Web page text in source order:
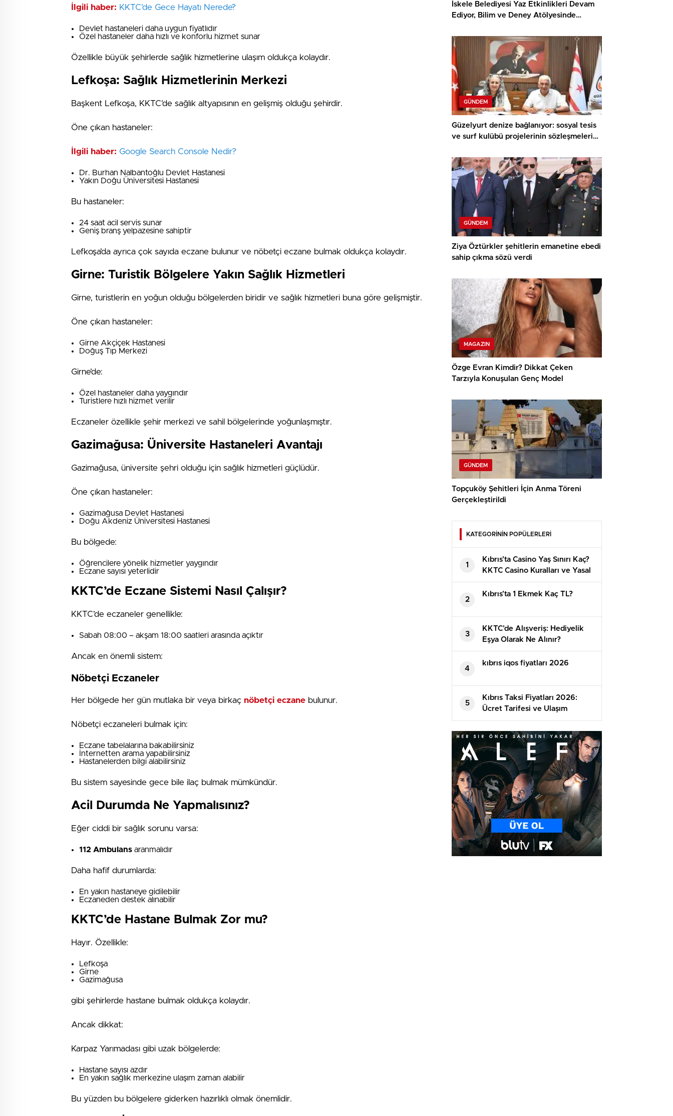
İlgili haber: ⁠⁠KKTC’de Gece Hayatı Nerede?
Devlet hastaneleri daha uygun fiyatlıdır
Özel hastaneler daha hızlı ve konforlu hizmet sunar
Özellikle büyük şehirlerde sağlık hizmetlerine ulaşım oldukça kolaydır.
Lefkoşa: Sağlık Hizmetlerinin Merkezi
Başkent Lefkoşa, KKTC’de sağlık altyapısının en gelişmiş olduğu şehirdir.
Öne çıkan hastaneler:
İlgili haber: Google Search Console Nedir?
Dr. Burhan Nalbantoğlu Devlet Hastanesi
Yakın Doğu Üniversitesi Hastanesi
Bu hastaneler:
24 saat acil servis sunar
Geniş branş yelpazesine sahiptir
Lefkoşa’da ayrıca çok sayıda eczane bulunur ve nöbetçi eczane bulmak oldukça kolaydır.
Girne: Turistik Bölgelere Yakın Sağlık Hizmetleri
Girne, turistlerin en yoğun olduğu bölgelerden biridir ve sağlık hizmetleri buna göre gelişmiştir.
Öne çıkan hastaneler:
Girne Akçiçek Hastanesi
Doğuş Tıp Merkezi
Girne’de:
Özel hastaneler daha yaygındır
Turistlere hızlı hizmet verilir
Eczaneler özellikle şehir merkezi ve sahil bölgelerinde yoğunlaşmıştır.
Gazimağusa: Üniversite Hastaneleri Avantajı
Gazimağusa, üniversite şehri olduğu için sağlık hizmetleri güçlüdür.
Öne çıkan hastaneler:
Gazimağusa Devlet Hastanesi
Doğu Akdeniz Üniversitesi Hastanesi
Bu bölgede:
Öğrencilere yönelik hizmetler yaygındır
Eczane sayısı yeterlidir
KKTC’de Eczane Sistemi Nasıl Çalışır?
KKTC’de eczaneler genellikle:
Sabah 08:00 – akşam 18:00 saatleri arasında açıktır
Ancak en önemli sistem:
Nöbetçi Eczaneler
Her bölgede her gün mutlaka bir veya birkaç nöbetçi eczane bulunur.
Nöbetçi eczaneleri bulmak için:
Eczane tabelalarına bakabilirsiniz
İnternetten arama yapabilirsiniz
Hastanelerden bilgi alabilirsiniz
Bu sistem sayesinde gece bile ilaç bulmak mümkündür.
Acil Durumda Ne Yapmalısınız?
Eğer ciddi bir sağlık sorunu varsa:
112 Ambulans aranmalıdır
Daha hafif durumlarda:
En yakın hastaneye gidilebilir
Eczaneden destek alınabilir
KKTC’de Hastane Bulmak Zor mu?
Hayır. Özellikle:
Lefkoşa
Girne
Gazimağusa
gibi şehirlerde hastane bulmak oldukça kolaydır.
Ancak dikkat:
Karpaz Yarımadası gibi uzak bölgelerde:
Hastane sayısı azdır
En yakın sağlık merkezine ulaşım zaman alabilir
Bu yüzden bu bölgelere giderken hazırlıklı olmak önemlidir.
İskele Belediyesi Yaz Etkinlikleri Devam
Ediyor, Bilim ve Deney Atölyesinde
GÜNDEM
Güzelyurt denize bağlanıyor: sosyal tesis
ve surf kulübü projelerinin sözleşmeleri
GÜNDEM
Ziya Öztürkler şehitlerin emanetine ebedi
sahip çıkma sözü verdi
MAGAZIN
Özge Evran Kimdir? Dikkat Çeken
Tarzıyla Konuşulan Genç Model
GÜNDEM
Topçuköy Şehitleri İçin Anma Töreni
Gerçekleştirildi
KATEGORİNİN POPÜLERLERİ
1
Kıbrıs’ta Casino Yaş Sınırı Kaç?
KKTC Casino Kuralları ve Yasal
Detaylar
2
Kıbrıs’ta 1 Ekmek Kaç TL?
3
KKTC’de Alışveriş: Hediyelik
Eşya Olarak Ne Alınır?
4
⁠kıbrıs iqos fiyatları 2026
5
Kıbrıs Taksi Fiyatları 2026:
Ücret Tarifesi ve Ulaşım
Rehberi